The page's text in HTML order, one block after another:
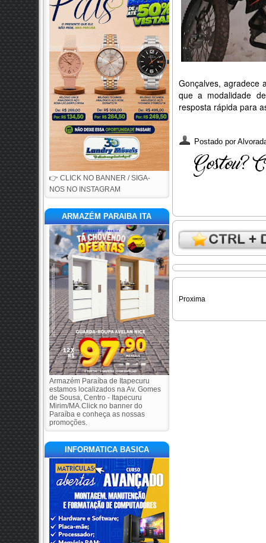
👉 CLICK NO BANNER / SIGA-
NOS NO INSTAGRAM
ARMAZÉM PARAIBA ITA
Armazém Paraíba de Itapecuru
estamos localizados na Av. Gomes
de Sousa, Centro - Itapecuru
Mirim/MA.Click no banner do
Paraíba e conheça as nossas
promoções.
INFORMATICA BASICA
Gonçalves, agradece
que a modalidade
resposta rápida para
Postado por
Proxima